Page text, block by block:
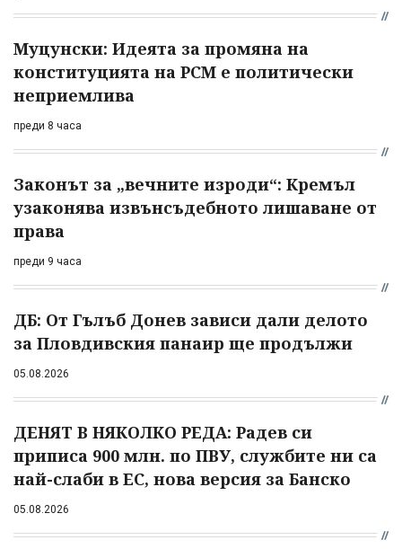
Муцунски: Идеята за промяна на
конституцията на РСМ е политически
неприемлива
преди 8 часа
Законът за „вечните изроди“: Кремъл
узаконява извънсъдебното лишаване от
права
преди 9 часа
ДБ: От Гълъб Донев зависи дали делото
за Пловдивския панаир ще продължи
05.08.2026
ДЕНЯТ В НЯКОЛКО РЕДА: Радев си
приписа 900 млн. по ПВУ, службите ни са
най-слаби в ЕС, нова версия за Банско
05.08.2026